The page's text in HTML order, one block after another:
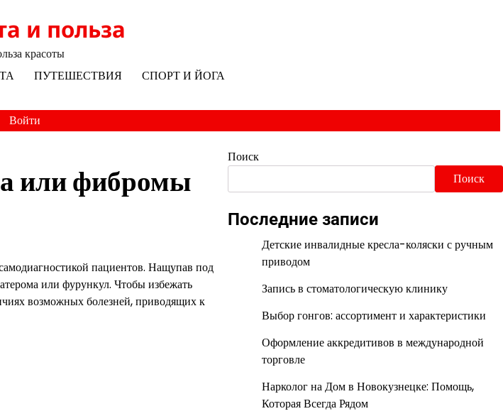
и польза
красоты
ПУТЕШЕСТВИЯ СПОРТ И ЙОГА
Войти
или фибромы
пациентов. Нащупав под
или фурункул. Чтобы избежать
возможных болезней, приводящих к
Поиск
Поиск
Последние записи
Детские инвалидные кресла-коляски с ручным
приводом
Запись в стоматологическую клинику
Выбор гонгов: ассортимент и характеристики
Оформление аккредитивов в международной
торговле
Нарколог на Дом в Новокузнецке: Помощь,
Которая Всегда Рядом